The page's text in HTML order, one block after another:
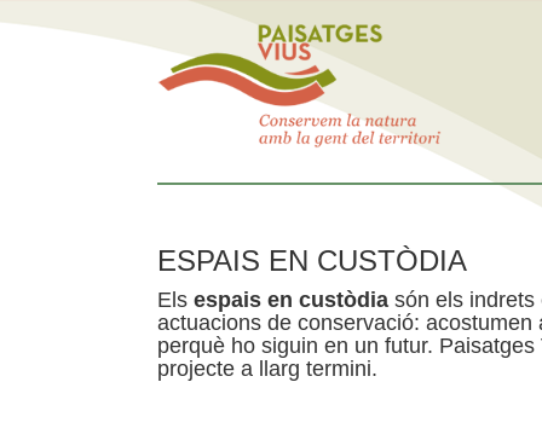
ESPAIS EN CUSTÒDIA
Els espais en custòdia són els indrets
actuacions de conservació:
perquè ho siguin en un futur.
projecte a llarg termini.